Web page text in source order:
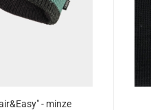
- minze